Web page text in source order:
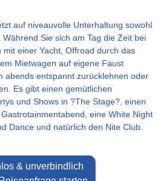
auf niveauvolle Unterhaltung sowohl
Sie sich am Tag die Zeit bei
mit einer Yacht, Offroad durch das
Mietwagen auf eigene Faust
abends entspannt zurücklehnen oder
Es gibt einen gemütlichen
und Shows in ?The Stage?, einen
eine White Night
Dance und natürlich den Nite Club.
& unverbindlich